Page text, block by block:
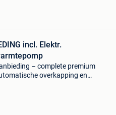
incl. Elektr.
– complete premium
overkapping en